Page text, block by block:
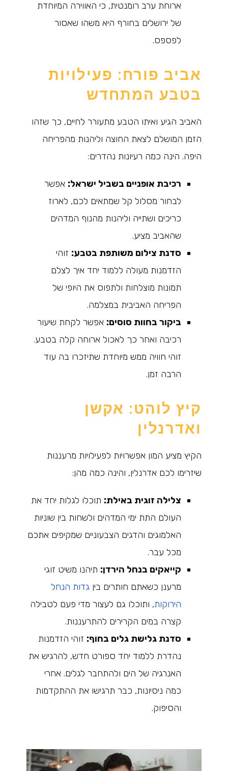
ארוחת ערב רומנטית, כי האווירה המיוחדת
של ירושלים בחורף היא משהו שאסור
לפספס.
אביב פורח: פעילויות
בטבע המתחדש
האביב הגיע ואיתו הטבע מתעורר לחיים, כך שזהו
הזמן המושלם לצאת החוצה וליהנות מהפריחה
היפה. הינה כמה רעיונות נהדרים:
רכיבת אופניים בשביל ישראל: אפשר
לבחור מסלול קל שמתאים לכם, לארוז
כריכים ושתייה וליהנות מהנוף המדהים
שהאביב מציע.
סדנת צילום משותפת בטבע: זוהי
הזדמנות מעולה ללמוד יחד איך לצלם
תמונות מוצלחות ולתפוס את היופי של
הפריחה האביבית במצלמה.
ביקור בחוות סוסים: אפשר לקחת שיעור
רכיבה ואחר כך לאכול ארוחה קלה בטבע.
זוהי חוויה ממש מיוחדת שתיזכרו בה עוד
הרבה זמן.
קיץ לוהט: אקשן
ואדרנלין
הקיץ מציע המון אפשרויות לפעילויות מרעננות
שיזרימו לכם אדרנלין, והינה כמה מהן:
צלילה זוגית באילת: תוכלו לגלות יחד את
העולם התת ימי המדהים ולשחות בין שוניות
האלמוגים והדגים הצבעוניים שמקיפים אתכם
מכל עבר.
קייאקים בנחל הירדן: תיהנו משיט זוגי
מרענן כשאתם חותרים בין גדות הנחל
הירוקות, ותוכלו גם לעצור מדי פעם לטבילה
קצרה במים הקרירים להתרעננות.
סדנת גלישת גלים בחוף: זוהי הזדמנות
נהדרת ללמוד יחד ספורט חדש, להרגיש את
האנרגיה של הים ולהתחבר לגלים. אחרי
כמה ניסיונות, כבר תרגישו את ההתקדמות
והסיפוק.